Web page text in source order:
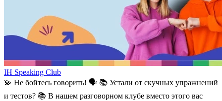
IH Speaking Club
💫 Не бойтесь говорить! 🗣 📚 Устали от скучных упражнений
и тестов? 📚 В нашем разговорном клубе вместо этого вас